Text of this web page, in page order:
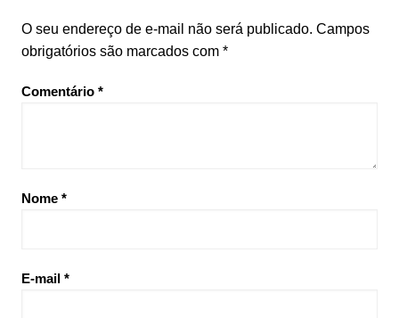
O seu endereço de e-mail não será publicado. Campos
obrigatórios são marcados com *
Comentário *
Nome *
E-mail *